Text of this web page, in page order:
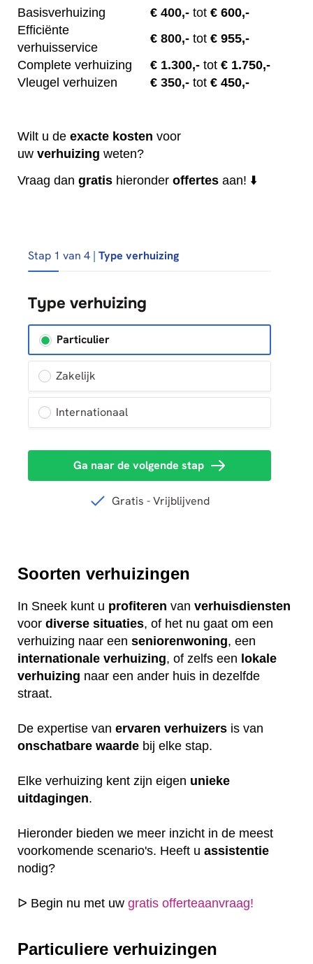
Basisverhuizing € 400,- tot € 600,-
Efficiënte
verhuisservice
€ 800,- tot € 955,-
Complete verhuizing
€ 1.300,- tot € 1.750,-
Vleugel verhuizen
€ 350,- tot € 450,-
Wilt u de exacte kosten voor
uw verhuizing weten?
Vraag dan gratis hieronder offertes aan! ⬇️
Soorten verhuizingen
In Sneek kunt u profiteren van verhuisdiensten
voor diverse situaties, of het nu gaat om een
verhuizing naar een seniorenwoning, een
internationale verhuizing, of zelfs een lokale
verhuizing naar een ander huis in dezelfde
straat.
De expertise van ervaren verhuizers is van
onschatbare waarde bij elke stap.
Elke verhuizing kent zijn eigen unieke
uitdagingen.
Hieronder bieden we meer inzicht in de meest
voorkomende scenario's. Heeft u assistentie
nodig?
ᐅ Begin nu met uw gratis offerteaanvraag!
Particuliere verhuizingen